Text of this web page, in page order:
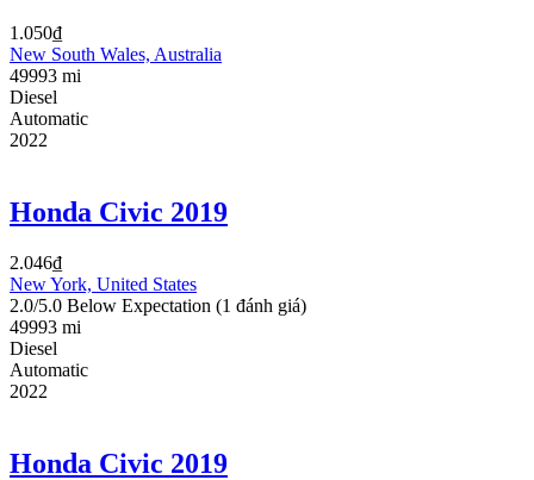
1.050₫
New South Wales, Australia
49993 mi
Diesel
Automatic
2022
Honda Civic 2019
2.046₫
New York, United States
2.0/5.0 Below Expectation (1 đánh giá)
49993 mi
Diesel
Automatic
2022
Honda Civic 2019